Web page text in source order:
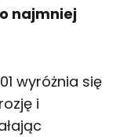
najmniej
wyróżnia się
i